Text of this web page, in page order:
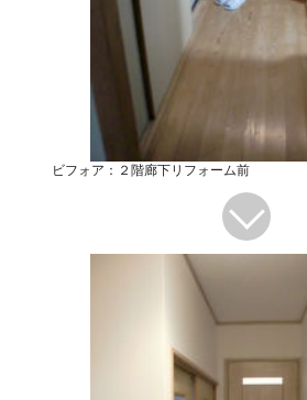
ビフォア：２階廊下リフォーム前